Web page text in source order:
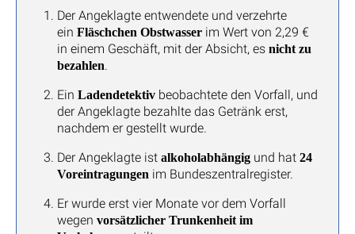
Der Angeklagte entwendete und verzehrte
ein Fläschchen Obstwasserim Wert von 2,29 €
in einem Geschäft, mit der Absicht, es nicht zu
bezahlen.
Ein Ladendetektivbeobachtete den Vorfall, und
der Angeklagte bezahlte das Getränk erst,
nachdem er gestellt wurde.
Der Angeklagte ist alkoholabhängigund hat 24
Voreintragungenim Bundeszentralregister.
Er wurde erst vier Monate vor dem Vorfall
wegen vorsätzlicher Trunkenheit im